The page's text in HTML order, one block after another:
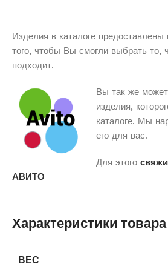
Изделия в каталоге
того, чтобы Вы смогли выбрать то,
подходит.
Вы так же
изделия,
каталоге. Мы
его для вас.
Для этого
АВИТО
Характеристики товара
ВЕС